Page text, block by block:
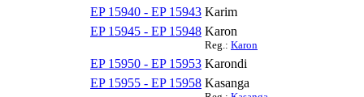
EP 15940 - EP 15943 Karim
EP 15945 - EP 15948 Karon
Reg.: Karon
EP 15950 - EP 15953 Karondi
EP 15955 - EP 15958 Kasanga